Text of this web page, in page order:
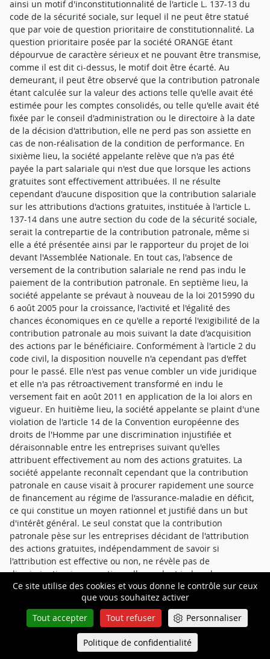
Ce site utilise des cookies et vous donne le contrôle sur ceux
que vous souhaitez activer
Tout accepter
Tout refuser Personnaliser
Politique de confidentialité
ainsi un motif d'inconstitutionnalité de l'article L. 137-13 du
code de la sécurité sociale, sur lequel il ne peut être statué
que par voie de question prioritaire de constitutionnalité. La
question prioritaire posée par la société ORANGE étant
dépourvue de caractère sérieux et ne pouvant être transmise,
comme il est dit ci-dessus, le motif doit être écarté. Au
demeurant, il peut être observé que la contribution patronale
étant calculée sur la valeur des actions telle qu'elle avait été
estimée pour les comptes consolidés, ou telle qu'elle avait été
fixée par le conseil d'administration ou le directoire à la date
de la décision d'attribution, elle ne perd pas son assiette en
cas de non-réalisation de la condition de performance. En
sixième lieu, la société appelante relève que n'a pas été
payée la part salariale qui n'est due que lorsque les actions
gratuites sont effectivement attribuées. Il ne résulte
cependant d'aucune disposition que la contribution salariale
sur les attributions d'actions gratuites, instituée à l'article L.
137-14 dans une autre section du code de la sécurité sociale,
serait la contrepartie de la contribution patronale, même si
elle a été présentée ainsi par le rapporteur du projet de loi
devant l'Assemblée Nationale. En tout cas, l'absence de
versement de la contribution salariale ne rend pas indu le
paiement de la contribution patronale. En septième lieu, la
société appelante se prévaut à nouveau de la loi 2015990 du
6 août 2005 pour la croissance, l'activité et l'égalité des
chances économiques en ce qu'elle a reporté l'exigibilité de la
contribution patronale au mois suivant la date d'acquisition
des actions par le bénéficiaire. Conformément à l'article 2 du
code civil, la disposition nouvelle n'a cependant pas d'effet
pour le passé. Elle n'est pas venue combler un vide juridique
et elle n'a pas rétroactivement transformé en indu le
versement fait en août 2011 en application de la loi alors en
vigueur. En huitième lieu, la société appelante se plaint d'une
violation de l'article 14 de la Convention européenne des
droits de l'Homme par une discrimination injustifiée et
déraisonnable entre les entreprises suivant qu'elles
attribuent effectivement au nom des actions gratuites. La
société appelante reconnaît cependant que la contribution
patronale en cause visait à procurer rapidement une source
de financement au régime de l'assurance-maladie en déficit,
ce qui constitue un moyen rationnel et justifié dans un but
d'intérêt général. Le seul constat que la contribution
patronale pèse sur les entreprises décidant de l'attribution
des actions gratuites, indépendamment de savoir si
l'attribution est effective ou non, ne révèle pas de
discrimination inconventionnelle rendant indues les sommes
versées. En neuvième et dernier lieu, la société appelante
invoque deux violations du droit au respect des biens, tel que
garanti par l'article 1er du premier protocole additionnel à la
Convention européenne des droits de l'Homme. La société
appelante se plaint d'une première atteinte fondamentale au
droit au respect de ses biens en ce qu'elle considère la
Queue-Fair